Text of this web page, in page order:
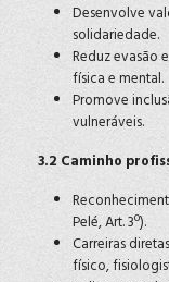
Desenvolve
solidariedade.
Reduz evasão
física e mental.
Promove
vulneráveis.
3.2 Caminho
Pelé, Art. 3º).
Carreiras
físico,